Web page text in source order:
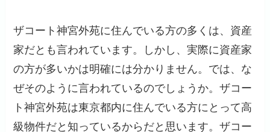
ザコート神宮外苑に住んでいる方の多くは、資産
家だとも言われています。しかし、実際に資産家
の方が多いかは明確には分かりません。では、な
ぜそのように言われているのでしょうか。ザコー
ト神宮外苑は東京都内に住んでいる方にとって高
級物件だと知っているからだと思います。ザコー